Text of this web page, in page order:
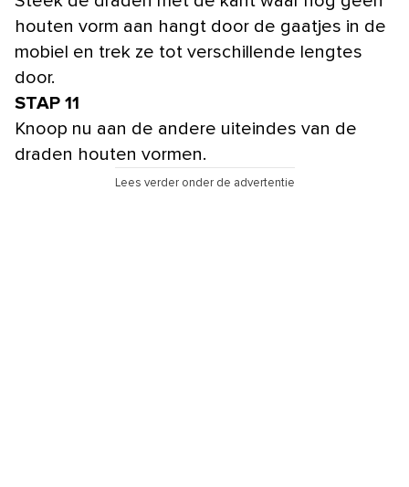
houten vorm aan hangt door de gaatjes in de
mobiel en trek ze tot verschillende lengtes
door.
STAP 11
Knoop nu aan de andere uiteindes van de
draden houten vormen.
Lees verder onder de advertentie